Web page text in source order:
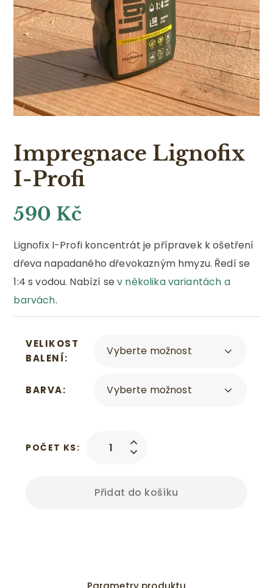
Impregnace Lignofix
I-Profi
590 Kč
Lignofix I-Profi koncentrát je přípravek k ošetření
dřeva napadaného dřevokazným hmyzu. Ředí se
1:4 s vodou. Nabízí sev několika variantách a
barvách.
VELIKOST
BALENÍ
BARVA
POČET KS:
Přidat do košíku